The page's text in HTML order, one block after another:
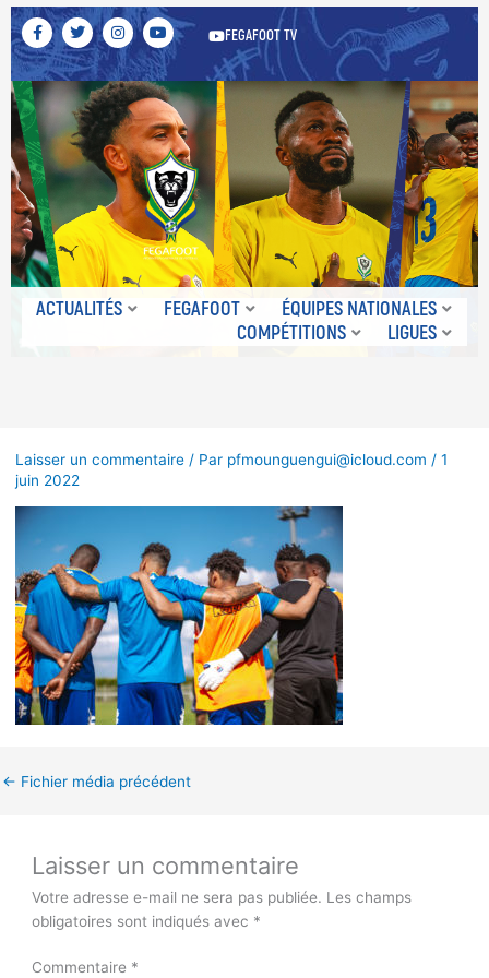
F
a
c
e
b
o
o
k
-
f
T
w
i
t
t
e
r
I
n
s
t
a
g
r
a
m
Y
o
u
t
u
b
e
FEGAFOOT TV
ACTUALITÉS FEGAFOOT
ÉQUIPES NATIONALES
COMPÉTITIONS
LIGUES
Laisser un commentaire / Par pfmounguengui@icloud.com / 1
juin 2022
← Fichier média précédent
Laisser un commentaire
Votre adresse e-mail ne sera pas publiée. Les champs
obligatoires sont indiqués avec *
Commentaire *